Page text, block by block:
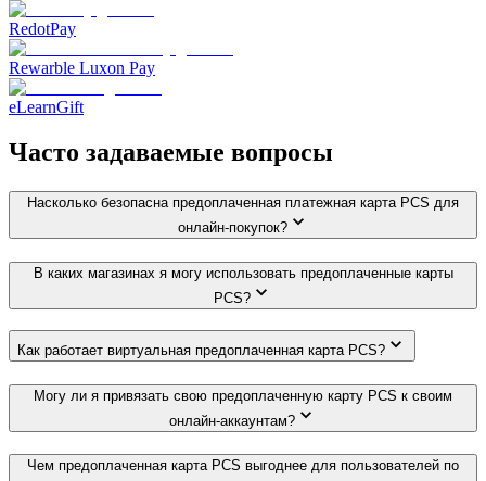
RedotPay
Rewarble Luxon Pay
eLearnGift
Часто задаваемые вопросы
Насколько безопасна предоплаченная платежная карта PCS для
онлайн-покупок?
В каких магазинах я могу использовать предоплаченные карты
PCS?
Как работает виртуальная предоплаченная карта PCS?
Могу ли я привязать свою предоплаченную карту PCS к своим
онлайн-аккаунтам?
Чем предоплаченная карта PCS выгоднее для пользователей по